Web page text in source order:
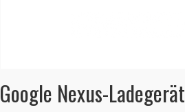
Google Nexus-Ladegerät